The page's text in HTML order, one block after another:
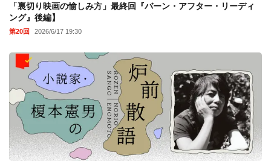
「裏切り映画の愉しみ方」最終回『バーン・アフター・リーディ
ング』後編】
第20回 2026/6/17 19:30